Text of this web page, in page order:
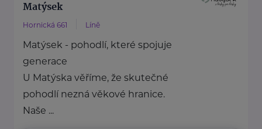
Matýsek
Hornická 661 Líně
Matýsek - pohodlí, které spojuje
generace
U Matýska věříme, že skutečné
pohodlí nezná věkové hranice.
Naše ...